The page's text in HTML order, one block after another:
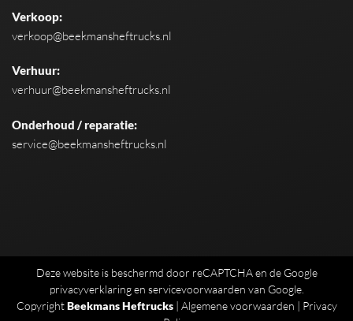
Verkoop:
verkoop@beekmansheftrucks.nl
Verhuur:
verhuur@beekmansheftrucks.nl
Onderhoud / reparatie:
service@beekmansheftrucks.nl
Deze website is beschermd door reCAPTCHA en de Google
privacyverklaringen servicevoorwaarden van Google.
CopyrightBeekmans Heftrucks| Algemene voorwaarden | Privacy